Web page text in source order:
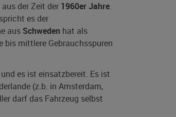
aus der Zeit der 1960er Jahre.
es der
aus Schweden hat als
bis mittlere Gebrauchsspuren
es ist einsatzbereit. Es ist
(z.b. in Amsterdam,
darf das Fahrzeug selbst